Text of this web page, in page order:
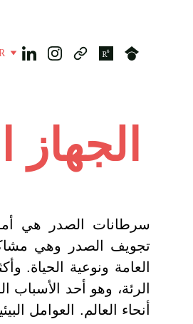
سرطانات الصدر هي
تجويف الصدر وهي
العامة ونوعية
الرئة، وهو أحد
أنحاء العالم. العوامل